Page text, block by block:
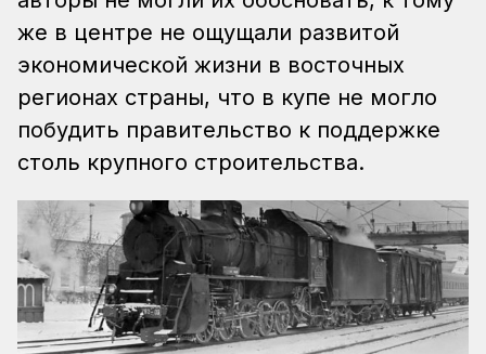
же в центре не ощущали развитой
экономической жизни в восточных
регионах страны, что в купе не могло
побудить правительство к поддержке
столь крупного строительства.